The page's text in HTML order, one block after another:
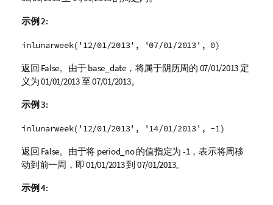
示例 2:
inlunarweek('12/01/2013', '07/01/2013', 0)
返回 False。由于base_date，将属于阴历周的 07/01/2013 定
义为01/01/2013至07/01/2013。
示例 3:
inlunarweek('12/01/2013', '14/01/2013', -1)
返回 False。由于将 period_no的值指定为 -1，表示将周移
动到前一周，即 01/01/2013到 07/01/2013。
示例 4: